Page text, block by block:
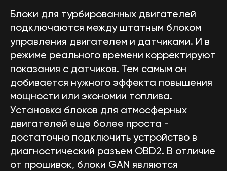
Блоки для турбированных двигателей
подключаются между штатным блоком
управления двигателем и датчиками. И в
режиме реального времени корректируют
показания с датчиков. Тем самым он
добивается нужного эффекта повышения
мощности или экономии топлива.
Установка блоков для атмосферных
двигателей еще более проста -
достаточно подключить устройство в
диагностический разъем OBD2. В отличие
от прошивок, блоки GAN являются